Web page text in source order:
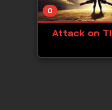
0
Attack on